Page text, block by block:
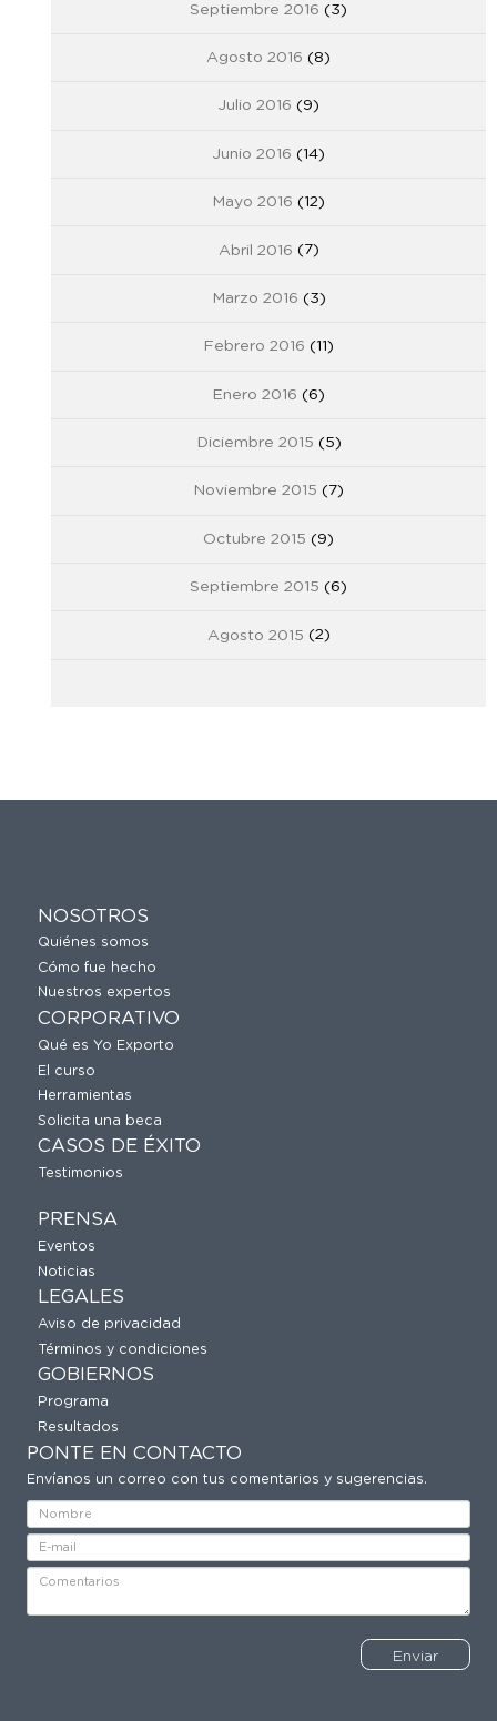
Septiembre 2016 (3)
Agosto 2016 (8)
Julio 2016 (9)
Junio 2016 (14)
Mayo 2016 (12)
Abril 2016 (7)
Marzo 2016 (3)
Febrero 2016 (11)
Enero 2016 (6)
Diciembre 2015 (5)
Noviembre 2015 (7)
Octubre 2015 (9)
Septiembre 2015 (6)
Agosto 2015 (2)
NOSOTROS
Quiénes somos
Cómo fue hecho
Nuestros expertos
CORPORATIVO
Qué es Yo Exporto
El curso
Herramientas
Solicita una beca
CASOS DE ÉXITO
Testimonios
PRENSA
Eventos
Noticias
LEGALES
Aviso de privacidad
Términos y condiciones
GOBIERNOS
Programa
Resultados
PONTE EN CONTACTO
Envíanos un correo con tus comentarios y sugerencias.
Enviar